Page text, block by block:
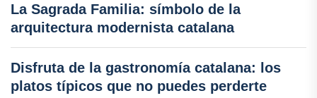
La Sagrada Familia: símbolo de la
arquitectura modernista catalana
Disfruta de la gastronomía catalana: los
platos típicos que no puedes perderte